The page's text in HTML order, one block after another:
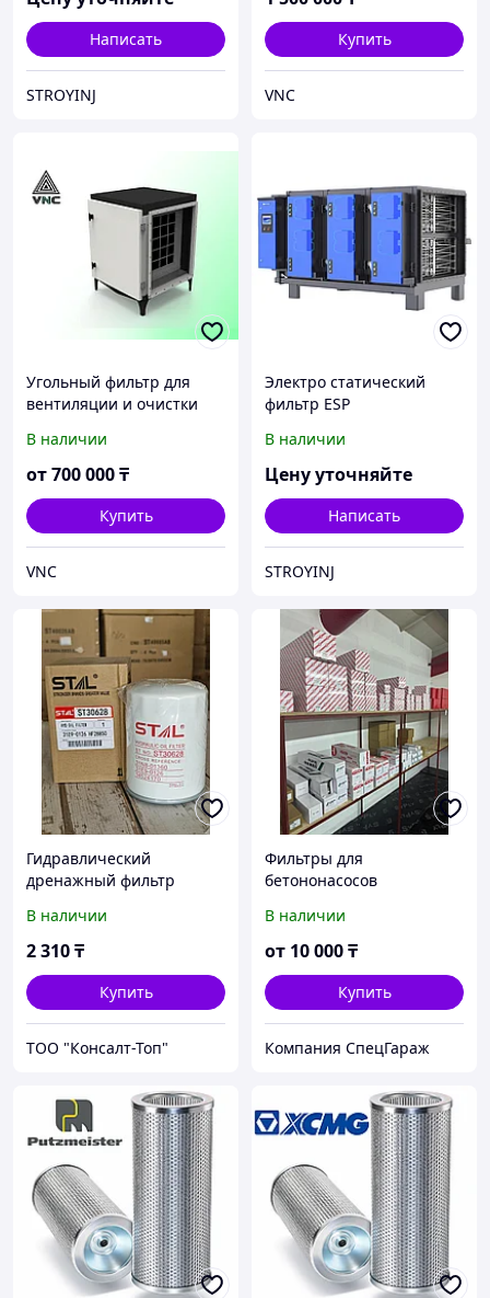
Написать
STROYINJ
Купить
VNC
Угольный фильтр для
вентиляции и очистки
В наличии
от700 000₸
Купить
VNC
Электро статический
фильтр ESP
В наличии
Цену уточняйте
Написать
STROYINJ
Гидравлический
дренажный фильтр
В наличии
2 310₸
Купить
ТОО "Консалт-Топ"
Фильтры для
бетононасосов
Zoomlion, CIFA, KCP, Junjin
и т. д.
В наличии
от 10 000₸
Купить
Компания СпецГараж